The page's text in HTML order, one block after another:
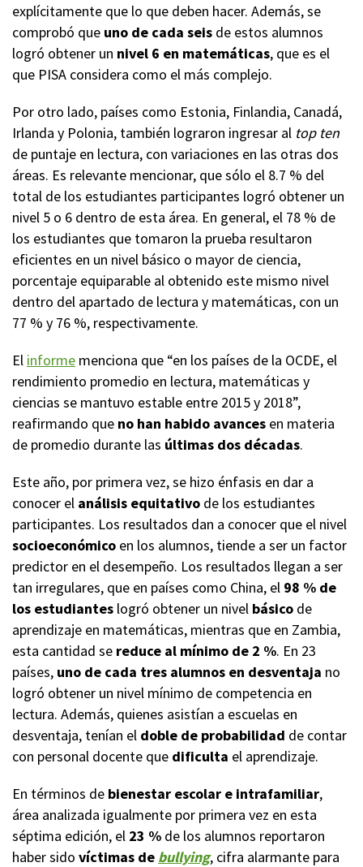
explícitamente que lo que deben hacer. Además, se
comprobó que uno de cada seis de estos alumnos
logró obtener un nivel 6 en matemáticas, que es el
que PISA considera como el más complejo.
Por otro lado, países como Estonia, Finlandia, Canadá,
Irlanda y Polonia, también lograron ingresar al top ten
de puntaje en lectura, con variaciones en las otras dos
áreas. Es relevante mencionar, que sólo el 8.7 % del
total de los estudiantes participantes logró obtener un
nivel 5 o 6 dentro de esta área. En general, el 78 % de
los estudiantes que tomaron la prueba resultaron
eficientes en un nivel básico o mayor de ciencia,
porcentaje equiparable al obtenido este mismo nivel
dentro del apartado de lectura y matemáticas, con un
77 % y 76 %, respectivamente.
El informe menciona que “en los países de la OCDE, el
rendimiento promedio en lectura, matemáticas y
ciencias se mantuvo estable entre 2015 y 2018”,
reafirmando que no han habido avances en materia
de promedio durante las últimas dos décadas.
Este año, por primera vez, se hizo énfasis en dar a
conocer el análisis equitativo de los estudiantes
participantes. Los resultados dan a conocer que el nivel
socioeconómico en los alumnos, tiende a ser un factor
predictor en el desempeño. Los resultados llegan a ser
tan irregulares, que en países como China, el 98 % de
los estudiantes logró obtener un nivel básico de
aprendizaje en matemáticas, mientras que en Zambia,
esta cantidad se reduce al mínimo de 2 %. En 23
países, uno de cada tres alumnos en desventaja no
logró obtener un nivel mínimo de competencia en
lectura. Además, quienes asistían a escuelas en
desventaja, tenían el doble de probabilidad de contar
con personal docente que dificulta el aprendizaje.
En términos de bienestar escolar e intrafamiliar,
área analizada igualmente por primera vez en esta
séptima edición, el 23 % de los alumnos reportaron
haber sido víctimas de bullying, cifra alarmante para